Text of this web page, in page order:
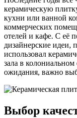
керамическую
кухни или ванной
коммерческих
отелей и кафе. С её
дизайнерские идеи,
использовал
зала в колониальном
ожидания, важно
Выбор